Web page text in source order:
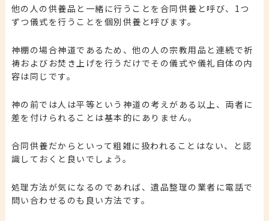
他の人の供養品と一緒に行うことを合同供養と呼び、1つ
ずつ儀式を行うことを個別供養と呼びます。
神棚の場合神道であるため、他の人の宗教用品と連続で祈
祷およびお焚き上げを行うだけでその儀式や儀礼自体の内
容は同じです。
神の前では人は平等という神道の考えがある以上、両者に
差を付けられることは基本的にありません。
合同供養だからといって粗雑に扱われることはない、と認
識しておくと良いでしょう。
処理方法が気になるのであれば、遺品整理の業者に電話で
問い合わせるのも良い方法です。